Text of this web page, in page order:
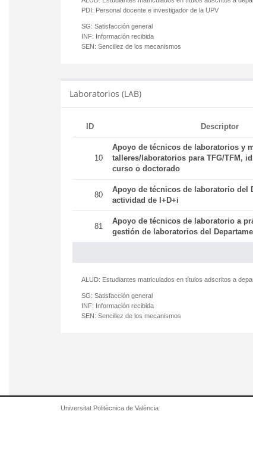
PDI: Personal docente e investigador de la UPV
SG: Satisfacción general
INF: Información recibida
SEN: Sencillez de los mecanismos
Laboratorios (LAB)
ID Descriptor
10
Apoyo de técnicos de laboratorios y
talleres/laboratorios para TFG/TFM,
curso o doctorado
80
Apoyo de técnicos de laboratorio del
actividad de I+D+i
81
Apoyo de técnicos de laboratorio a
gestión de laboratorios del
ALUD: Estudiantes matriculados en títulos adscritos a
SG: Satisfacción general
INF: Información recibida
SEN: Sencillez de los mecanismos
Universitat Politècnica de València